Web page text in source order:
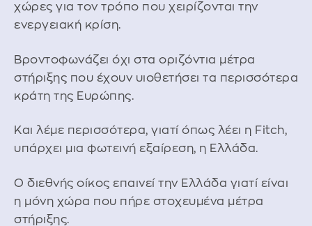
χώρες για τον τρόπο που χειρίζονται την
ενεργειακή κρίση.
Βροντοφωνάζει όχι στα οριζόντια μέτρα
στήριξης που έχουν υιοθετήσει τα περισσότερα
κράτη της Ευρώπης.
Και λέμε περισσότερα, γιατί όπως λέει η Fitch,
υπάρχει μια φωτεινή εξαίρεση, η Ελλάδα.
Ο διεθνής οίκος επαινεί την Ελλάδα γιατί είναι
η μόνη χώρα που πήρε στοχευμένα μέτρα
στήριξης.